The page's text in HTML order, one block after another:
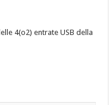
4(o2) entrate USB della